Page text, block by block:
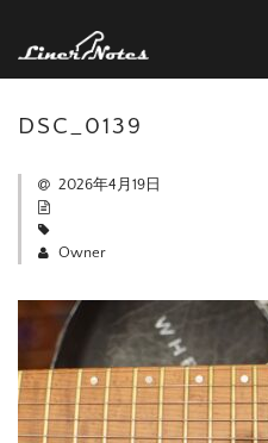
DSC_0139
2026年4月19日
Owner